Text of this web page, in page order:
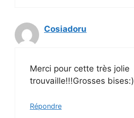
Cosiadoru
Merci pour cette très jolie
trouvaille!!!Grosses bises:)
Répondre